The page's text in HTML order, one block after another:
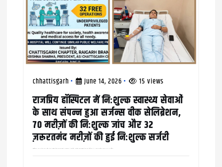
chhattisgarh June 14, 2026 15 views
राजप्रिय हॉस्पिटल में निःशुल्क स्वास्थ्य सेवाओं
के साथ संपन्न हुआ सर्जन्स वीक सेलिब्रेशन,
70 मरीज़ों की निःशुल्क जांच और 32
ज़रूरतमंद मरीज़ों की हुई निःशुल्क सर्जरी